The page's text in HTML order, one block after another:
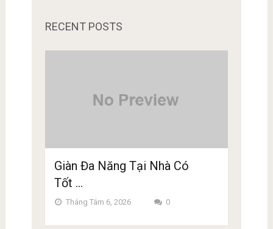
RECENT POSTS
Giàn Đa Năng Tại Nhà Có
Tốt …
Tháng Tám 6, 2026 0